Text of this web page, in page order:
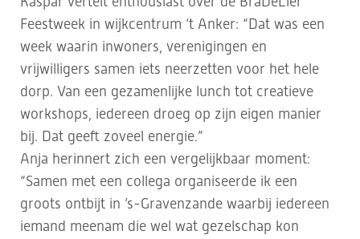
Feestweek in wijkcentrum ‘t Anker: “Dat was een
week waarin inwoners, verenigingen en
vrijwilligers samen iets neerzetten voor het hele
dorp. Van een gezamenlijke lunch tot creatieve
workshops, iedereen droeg op zijn eigen manier
bij. Dat geeft zoveel energie.”
Anja herinnert zich een vergelijkbaar moment:
“Samen met een collega organiseerde ik een
groots ontbijt in ’s-Gravenzande waarbij iedereen
iemand meenam die wel wat gezelschap kon